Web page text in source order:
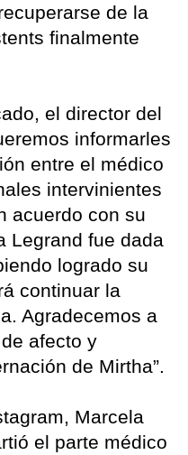
de la
finalmente
el director del
informarles
entre el médico
intervinientes
acuerdo con su
Legrand fue dada
logrado su
continuar la
Agradecemos a
afecto y
de Mirtha”.
Marcela
el parte médico